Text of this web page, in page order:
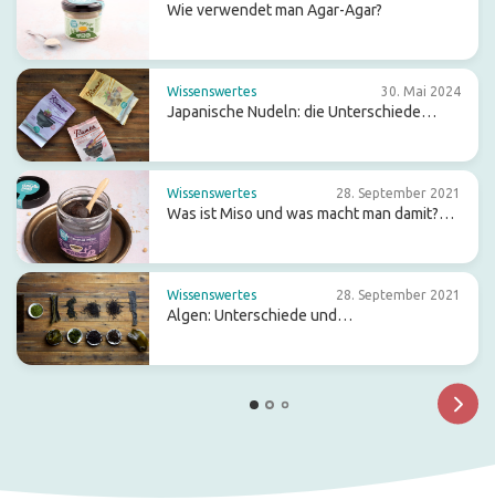
Wie verwendet man Agar-Agar?
Wissenswertes 30. Mai 2024
Japanische Nudeln: die Unterschiede
Wissenswertes 28. September 2021
Was ist Miso und was macht man damit?
Wissenswertes 28. September 2021
Algen: Unterschiede und